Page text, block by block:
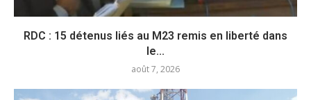
RDC : 15 détenus liés au M23 remis en liberté dans
le...
août 7, 2026